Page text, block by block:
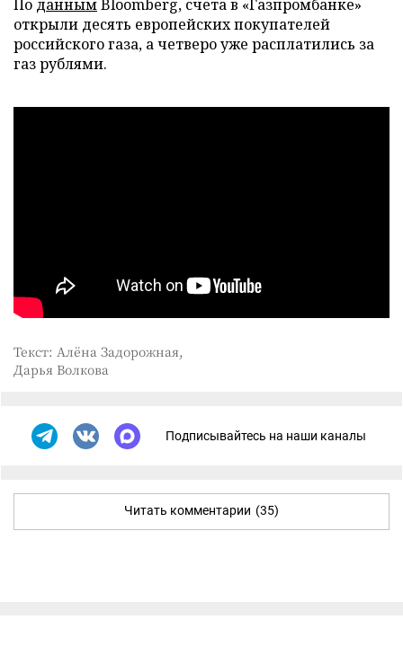
По даннымBloomberg, счета в «Газпромбанке»
открыли десять европейских покупателей
российского газа, а четверо уже расплатились за
газ рублями.
Текст: Алёна Задорожная,
Дарья Волкова
Подписывайтесь на наши каналы
Читать комментарии (35)